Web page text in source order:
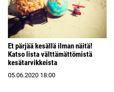
Et pärjää kesällä ilman näitä!
Katso lista välttämättömistä
kesätarvikkeista
05.06.2020 18:00